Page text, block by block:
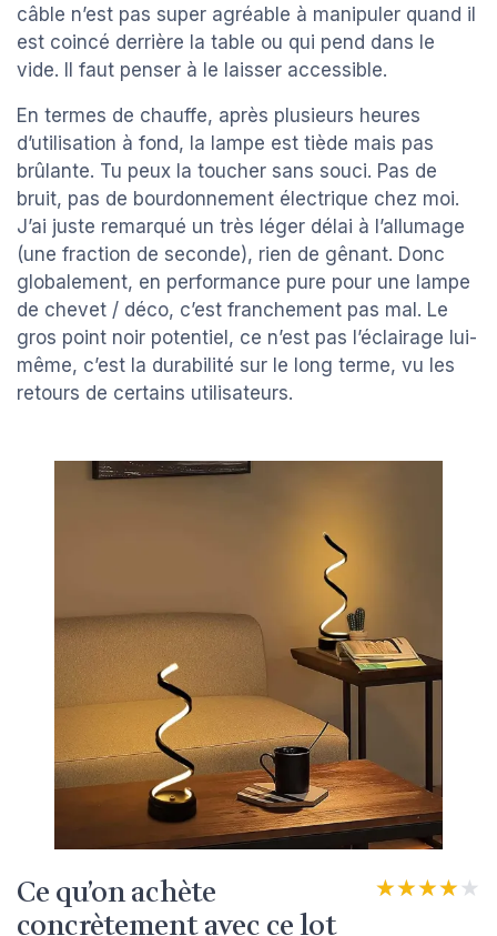
câble n’est pas super agréable à manipuler quand il
est coincé derrière la table ou qui pend dans le
vide. Il faut penser à le laisser accessible.
En termes de chauffe, après plusieurs heures
d’utilisation à fond, la lampe est tiède mais pas
brûlante. Tu peux la toucher sans souci. Pas de
bruit, pas de bourdonnement électrique chez moi.
J’ai juste remarqué un très léger délai à l’allumage
(une fraction de seconde), rien de gênant. Donc
globalement, en performance pure pour une lampe
de chevet / déco, c’est franchement pas mal. Le
gros point noir potentiel, ce n’est pas l’éclairage lui-
même, c’est la durabilité sur le long terme, vu les
retours de certains utilisateurs.
Ce qu’on achète
concrètement avec ce lot
★★★★★
★★★★★